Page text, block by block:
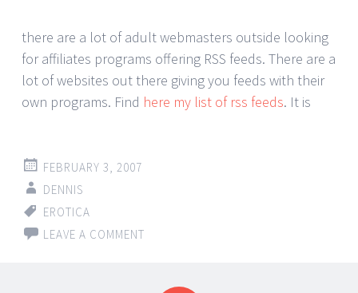
there are a lot of adult webmasters outside looking
for affiliates programs offering RSS feeds. There are a
lot of websites out there giving you feeds with their
own programs. Find here my list of rss feeds. It is
FEBRUARY 3, 2007
DENNIS
EROTICA
LEAVE A COMMENT